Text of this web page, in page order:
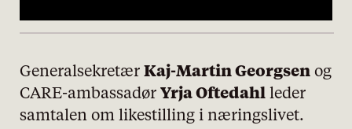
Generalsekretær Kaj-Martin Georgsen og
CARE-ambassadør Yrja Oftedahl leder
samtalen om likestilling i næringslivet.